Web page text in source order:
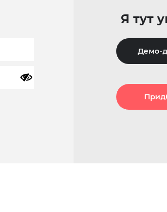
Я тут
Демо-